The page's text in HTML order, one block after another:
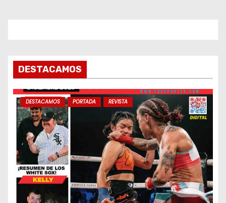
DESTACAMOS
DESTACAMOS PORTADA REVISTA